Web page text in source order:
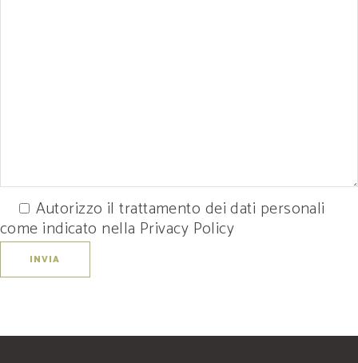
Autorizzo il trattamento dei dati personali
come indicato nella Privacy Policy